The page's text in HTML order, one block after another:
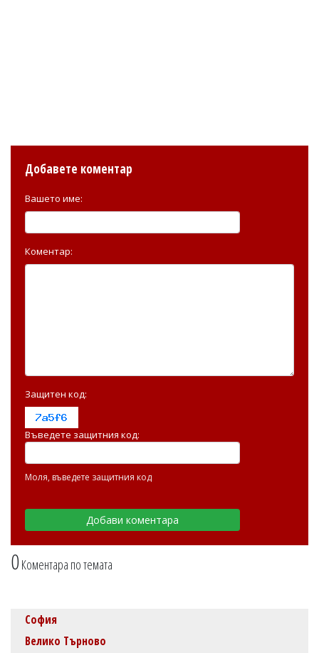
0Коментара по темата
Добавете коментар
Вашето име:
Коментар:
Защитен код:
Въведете защитния код:
Моля, въведете защитния код
София
Велико Търново